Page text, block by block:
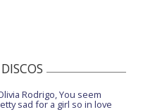
Rodrigo, You seem
sad for a girl so in love